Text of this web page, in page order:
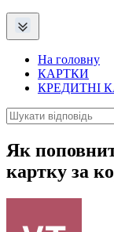
На головну
КАРТКИ
КРЕДИТНІ
Як
картку за